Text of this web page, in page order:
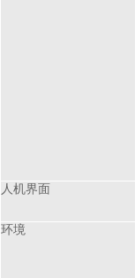
人机界面
环境